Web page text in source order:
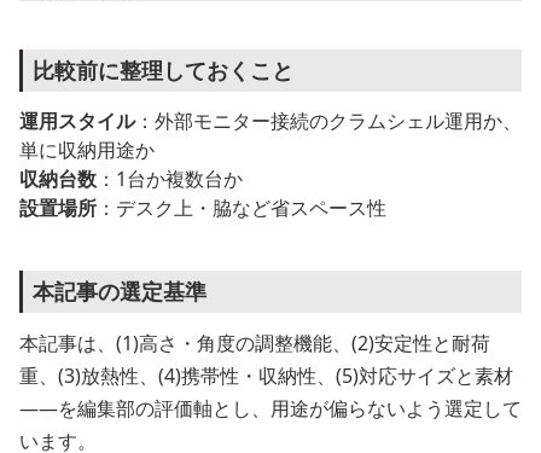
比較前に整理しておくこと
運用スタイル：外部モニター接続のクラムシェル運用か、
単に収納用途か
収納台数 ：1台か複数台か
設置場所 ：デスク上・脇など省スペース性
本記事の選定基準
本記事は、(1)高さ・角度の調整機能、(2)安定性と耐荷
重、(3)放熱性、(4)携帯性・収納性、(5)対応サイズと素材
——を編集部の評価軸とし、用途が偏らないよう選定して
います。